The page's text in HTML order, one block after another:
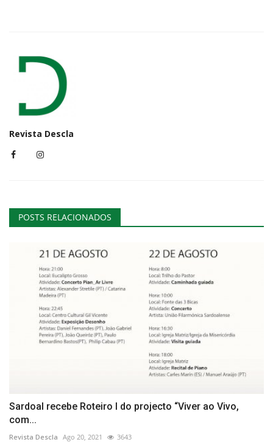
Revista Descla
POSTS RELACIONADOS
Sardoal recebe Roteiro I do projecto “Viver ao Vivo,
com...
Revista Descla Ago 20, 2021 3643